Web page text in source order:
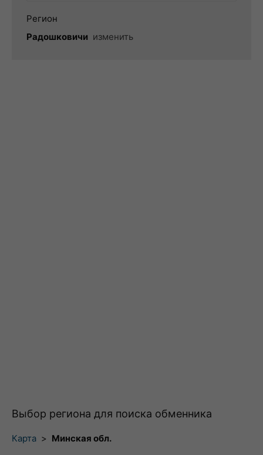
Регион
Радошковичи изменить
Выбор региона для поиска обменника
Карта > Минская обл.